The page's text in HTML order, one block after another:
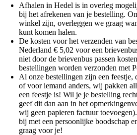
Afhalen in Hedel is in overleg
bij het afrekenen van je bestelling.
winkel zijn, overleggen we graag
kunt komen halen.
De kosten voor het verzenden van
Nederland € 5,02 voor een
niet door de brievenbus passen
bestellingen worden verzonden met
Al onze bestellingen zijn een
of voor iemand anders, wij pakken
een feestje is! Wil je je bestelling
geef dit dan aan in het
wij geen papieren factuur
bij met een persoonlijke boodschap
graag voor je!